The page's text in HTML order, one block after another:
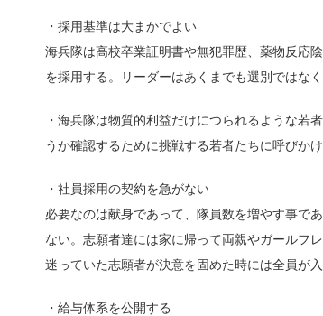
・採用基準は大まかでよい
海兵隊は高校卒業証明書や無犯罪歴、薬物反応
を採用する。リーダーはあくまでも選別ではな
・海兵隊は物質的利益だけにつられるような若
うか確認するために挑戦する若者たちに呼びかけ
・社員採用の契約を急がない
必要なのは献身であって、隊員数を増やす事で
ない。志願者達には家に帰って両親やガールフ
迷っていた志願者が決意を固めた時には全員が
・給与体系を公開する